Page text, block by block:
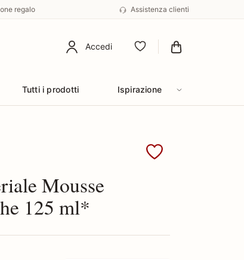
regalo Assistenza clienti
Accedi
Preferiti
Tutti i prodotti Ispirazione
Mousse
125 ml*